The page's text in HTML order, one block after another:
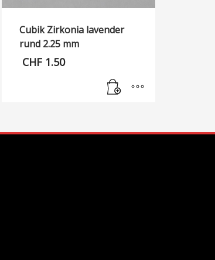
Cubik Zirkonia lavender
rund 2.25 mm
CHF1.50